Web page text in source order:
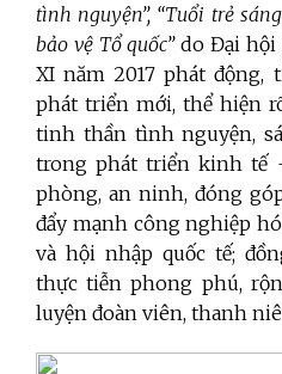
tình nguyện”, “Tuổi trẻ
bảo vệ Tổ quốc”do Đại hội
XI năm 2017 phát động,
phát triển mới, thể hiện
tinh thần tình nguyện,
trong phát triển kinh tế
phòng, an ninh, đóng
đẩy mạnh công nghiệp
và hội nhập quốc tế;
thực tiễn phong phú,
luyện đoàn viên, thanh